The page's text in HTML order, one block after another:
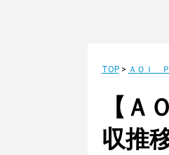
TOP> ＡＯＩ Ｐ
【
収推